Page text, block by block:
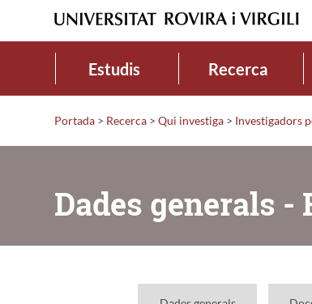
Estudis Recerca
Portada > Recerca > Qui investiga > Investigadors
Dades generals -